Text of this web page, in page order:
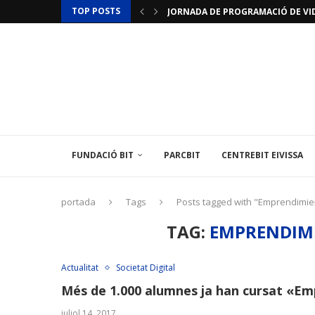
TOP POSTS
JORNADA DE PROGRAMACIÓ DE
FUNDACIÓ BIT PARCBIT CENTREBIT EIVISSA
portada Tags Posts tagged with
TAG:
Actualitat Societat Digital
Més de 1.000 alumnes ja han cursat